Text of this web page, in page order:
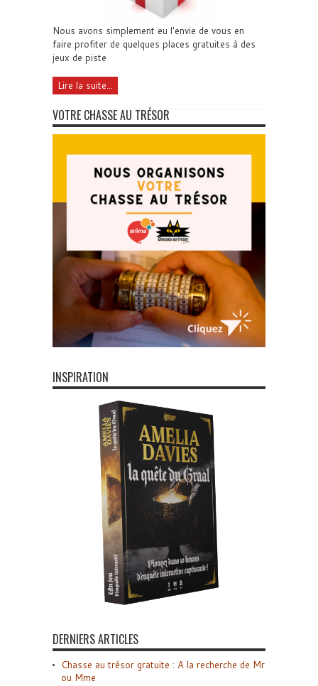
Nous avons simplement eu l'envie de vous en
faire profiter de quelques places gratuites à des
jeux de piste
Lire la suite...
VOTRE CHASSE AU TRÉSOR
INSPIRATION
DERNIERS ARTICLES
Chasse au trésor gratuite : A la recherche de Mr
ou Mme